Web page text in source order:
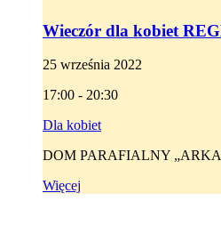
Wieczór dla kobiet
25 września 2022
17:00 - 20:30
Dla kobiet
DOM PARAFIALNY
Więcej